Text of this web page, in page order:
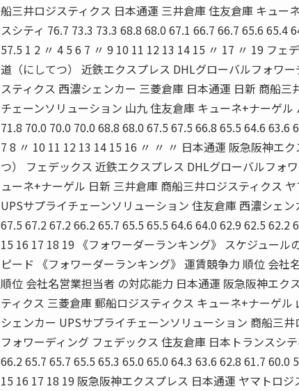
船三井ロジスティクス 日本通運 三井倉庫 住友倉庫 キュー
スシティ 76.7 73.3 73.3 68.8 68.0 67.1 66.7 66.7 65.6 65.4
57.5 1 2 〃 4 5 6 7 〃 9 10 11 12 13 14 15 〃 17 〃 19 フェ
道（にしてつ） 近鉄エクスプレス DHLグローバルフォワ
スティクス 西濃シェンカー 三菱倉庫 日本通運 日新 商船
チェーンソリューション 山九 住友倉庫 キューネ+ナーゲ
71.8 70.0 70.0 70.0 68.8 68.0 67.5 67.5 66.8 65.5 64.6 63.6
7 8 〃 10 11 12 13 14 15 16 〃 〃 〃 日本通運 阪急阪神エ
つ） フェデックス 近鉄エクスプレス DHLグローバルフォ
ューネ+ナーゲル 日新 三井倉庫 商船三井ロジスティクス
UPSサプライチェーンソリューション 住友倉庫 西濃シェ
67.5 67.2 67.2 66.2 65.7 65.5 65.5 64.6 64.0 62.9 62.5 62.2
15 16 17 18 19 《フォワーダーランキング》 スケジュール
ピード 《フォワーダーランキング》 運賃競争力 順位 会社
順位 会社名営業担当者 の対応能力 日本通運 阪急阪神エク
ティクス 三菱倉庫 郵船ロジスティクス キューネ+ナーゲ
シェンカー UPSサプライチェーンソリューション 商船三
フォワーディング フェデックス 住友倉庫 日本トランスシ
66.2 65.7 65.7 65.5 65.3 65.0 65.0 64.3 63.6 62.8 61.7 60.0
15 16 17 18 19 阪急阪神エクスプレス 日本通運 ヤマトロ